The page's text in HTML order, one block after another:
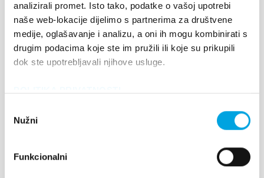
analizirali promet. Isto tako, podatke o vašoj upotrebi
naše web-lokacije dijelimo s partnerima za društvene
medije, oglašavanje i analizu, a oni ih mogu kombinirati s
drugim podacima koje ste im pružili ili koje su prikupili
dok ste upotrebljavali njihove usluge.
pristanka
Nužni
Funkcionalni
OIV odašiljači
Na svaki odašiljač koji je smješten na
povišenim lokacijama montirane su po